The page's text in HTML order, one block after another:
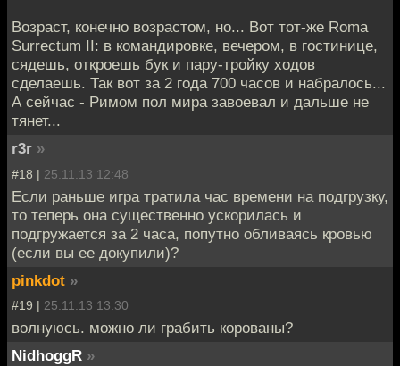
Возраст, конечно возрастом, но... Вот тот-же Roma
Surrectum II: в командировке, вечером, в гостинице,
сядешь, откроешь бук и пару-тройку ходов
сделаешь. Так вот за 2 года 700 часов и набралось...
А сейчас - Римом пол мира завоевал и дальше не
тянет...
r3r »
#18 | 25.11.13 12:48
Если раньше игра тратила час времени на подгрузку,
то теперь она существенно ускорилась и
подгружается за 2 часа, попутно обливаясь кровью
(если вы ее докупили)?
pinkdot »
#19 | 25.11.13 13:30
волнуюсь. можно ли грабить корованы?
NidhoggR »